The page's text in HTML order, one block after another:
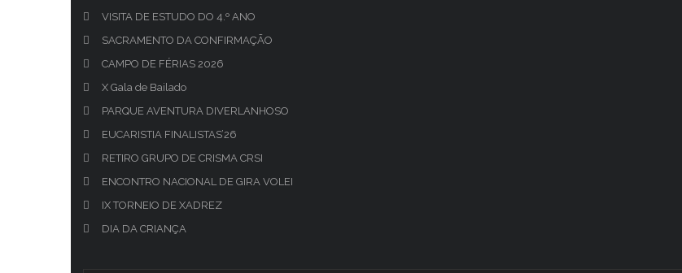
VISITA DE ESTUDO DO 4.º ANO
SACRAMENTO DA CONFIRMAÇÃO
CAMPO DE FÉRIAS 2026
X Gala de Bailado
PARQUE AVENTURA DIVERLANHOSO
EUCARISTIA FINALISTAS’26
RETIRO GRUPO DE CRISMA CRSI
ENCONTRO NACIONAL DE GIRA VOLEI
IX TORNEIO DE XADREZ
DIA DA CRIANÇA